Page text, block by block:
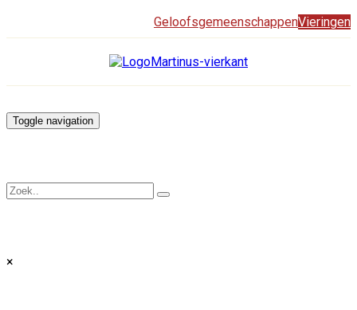
GeloofsgemeenschappenVieringen
Toggle navigation
×